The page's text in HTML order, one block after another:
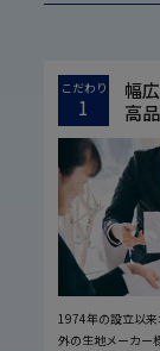
こだわり
1
幅
高
1974年の設立以
外の生地メーカー